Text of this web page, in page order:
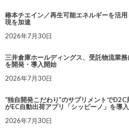
椿本チエイン／再生可能エネルギーを活
現を加速
2026年7月30日
三井倉庫ホールディングス、受託物流業務
を開発・導入開始
2026年7月30日
“独自開発こだわり”のサプリメントでD2C
がEC自動出荷アプリ「シッピーノ」を導入
2026年7月30日